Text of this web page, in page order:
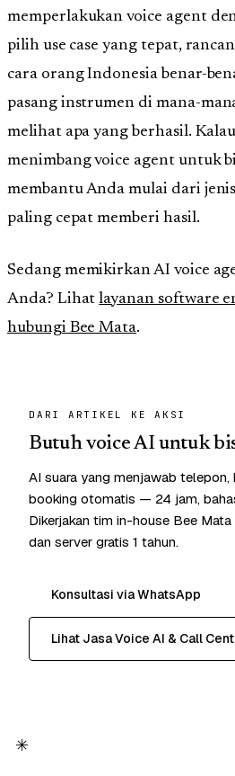
memperlakukan voice agent
pilih use case yang tepat,
cara orang Indonesia benar-
pasang instrumen di mana-
melihat apa yang berhasil.
menimbang voice agent untuk
membantu Anda mulai dari
paling cepat memberi hasil.
Sedang memikirkan AI voice
Anda? Lihatlayanan software
hubungi Bee Mata.
DARI ARTIKEL KE AKSI
Butuh voice AI untuk
AI suara yang menjawab telepon,
booking otomatis — 24 jam,
Dikerjakan tim in-house Bee
dan server gratis 1 tahun.
Konsultasi via WhatsApp
Lihat Jasa Voice AI & Call
✳